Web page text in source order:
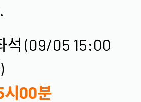
석 (09/05 15:00
시00분